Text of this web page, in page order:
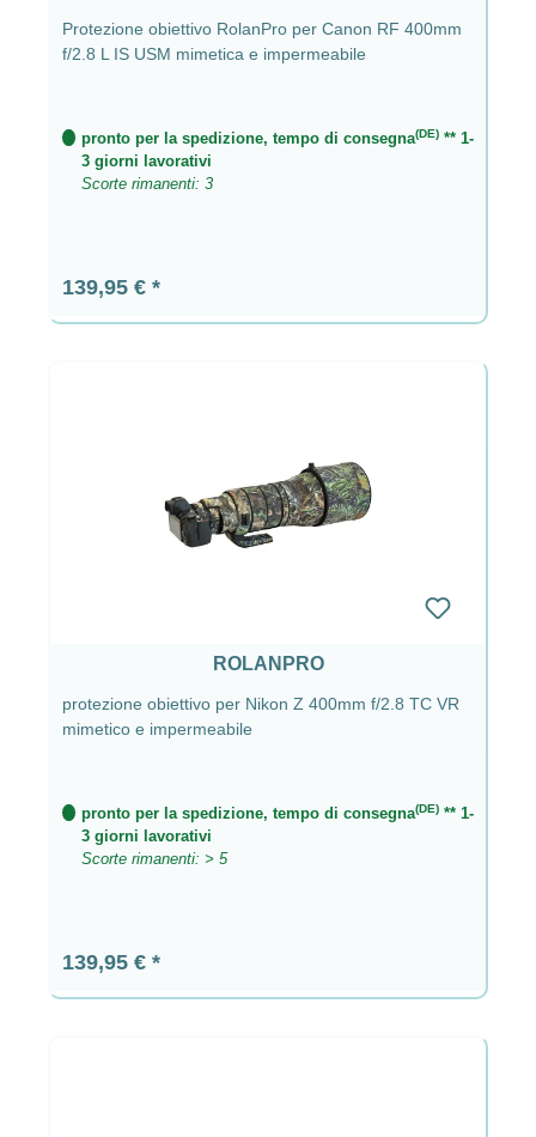
Protezione obiettivo RolanPro per Canon RF 400mm
f/2.8 L IS USM mimetica e impermeabile
pronto per la spedizione, tempo di consegna(DE)** 1-
3 giorni lavorativi
Scorte rimanenti: 3
Prezzo normale:
139,95 €
ROLANPRO
protezione obiettivo per Nikon Z 400mm f/2.8 TC VR
mimetico e impermeabile
pronto per la spedizione, tempo di consegna(DE)** 1-
3 giorni lavorativi
Scorte rimanenti: > 5
Prezzo normale:
139,95 €